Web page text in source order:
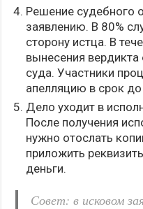
Решение судебного
заявлению. В 80%
сторону истца. В
вынесения
суда. Участники
апелляцию в срок
Дело уходит в
После получения
нужно отослать
приложить
деньги.
Совет: в исковом